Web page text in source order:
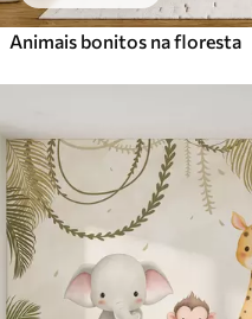
Animais bonitos na floresta